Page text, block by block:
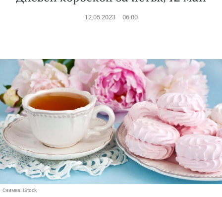
12.05.2023 06:00
Снимка: iStock